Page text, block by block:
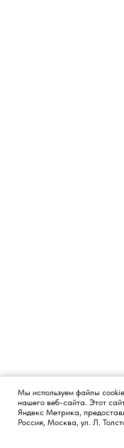
Мы используем файлы
нашего веб-сайта. Этот
Яндекс Метрика,
Россия, Москва, ул. Л.